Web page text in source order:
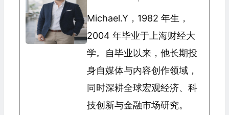
Michael.Y，1982 年生，
2004 年毕业于上海财经大
学。自毕业以来，他长期投
身自媒体与内容创作领域，
同时深耕全球宏观经济、科
技创新与金融市场研究。